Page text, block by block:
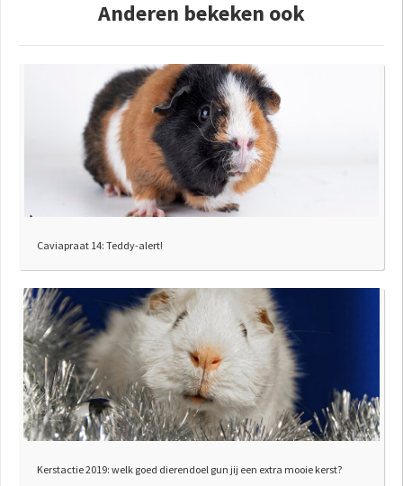
Anderen bekeken ook
Caviapraat 14: Teddy-alert!
Kerstactie 2019: welk goed dierendoel gun jij een extra mooie kerst?